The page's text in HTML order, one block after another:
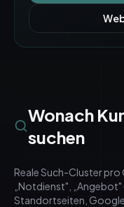
Wonach
suchen
Reale Such-Cluster pro
„Notdienst",
Standortseiten, Google